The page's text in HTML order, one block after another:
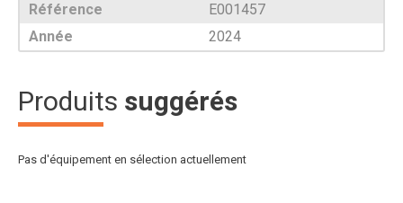
Référence
E001457
Année
2024
Produits suggérés
Pas d'équipement en sélection actuellement